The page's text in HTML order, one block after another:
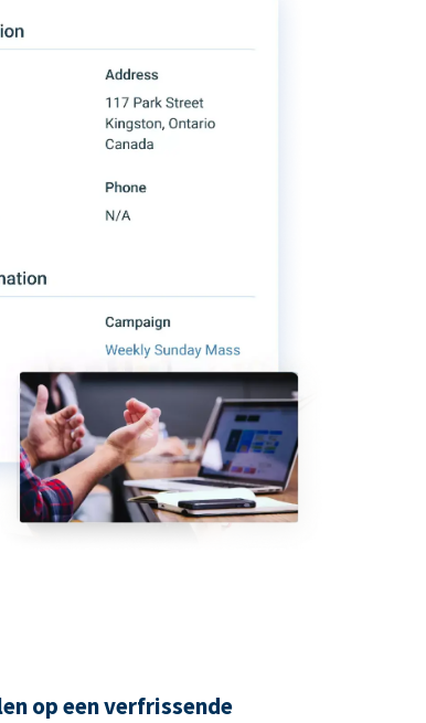
op een verfrissende